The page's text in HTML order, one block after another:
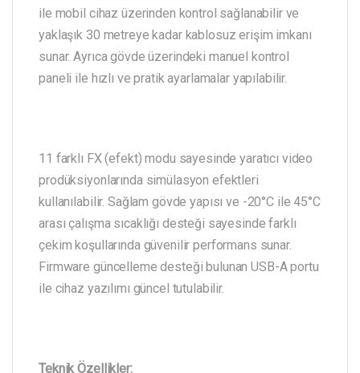
ile mobil cihaz üzerinden kontrol sağlanabilir ve
yaklaşık 30 metreye kadar kablosuz erişim imkanı
sunar. Ayrıca gövde üzerindeki manuel kontrol
paneli ile hızlı ve pratik ayarlamalar yapılabilir.
11 farklı FX (efekt) modu sayesinde yaratıcı video
prodüksiyonlarında simülasyon efektleri
kullanılabilir. Sağlam gövde yapısı ve -20°C ile 45°C
arası çalışma sıcaklığı desteği sayesinde farklı
çekim koşullarında güvenilir performans sunar.
Firmware güncelleme desteği bulunan USB-A portu
ile cihaz yazılımı güncel tutulabilir.
Teknik Özellikler: